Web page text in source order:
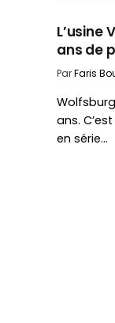
L’usine
ans de
ParFaris
ans.
en série…